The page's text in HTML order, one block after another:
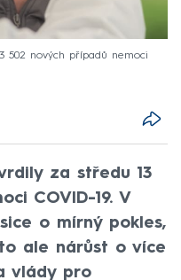
502 nových případů nemoci
za středu 13
COVID-19. V
o mírný pokles,
ale nárůst o více
vlády pro